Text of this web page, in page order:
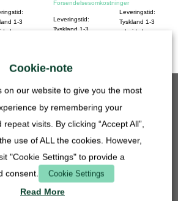
1-3
Forsendelsesomkostninger
Leveringstid:
Tyskland 1-3
Leveringstid:
Tyskland 1-3
arbejdsdage
50 mm - rustfrit stål
27 mm - 14, 16, 20 mm - gennemsigtig
Cookie-note
on our website to give you the most
by remembering your
visits. By clicking “Accept All”,
use of ALL the cookies. However,
"Cookie Settings" to provide a
consent.
Cookie Settings
Read More